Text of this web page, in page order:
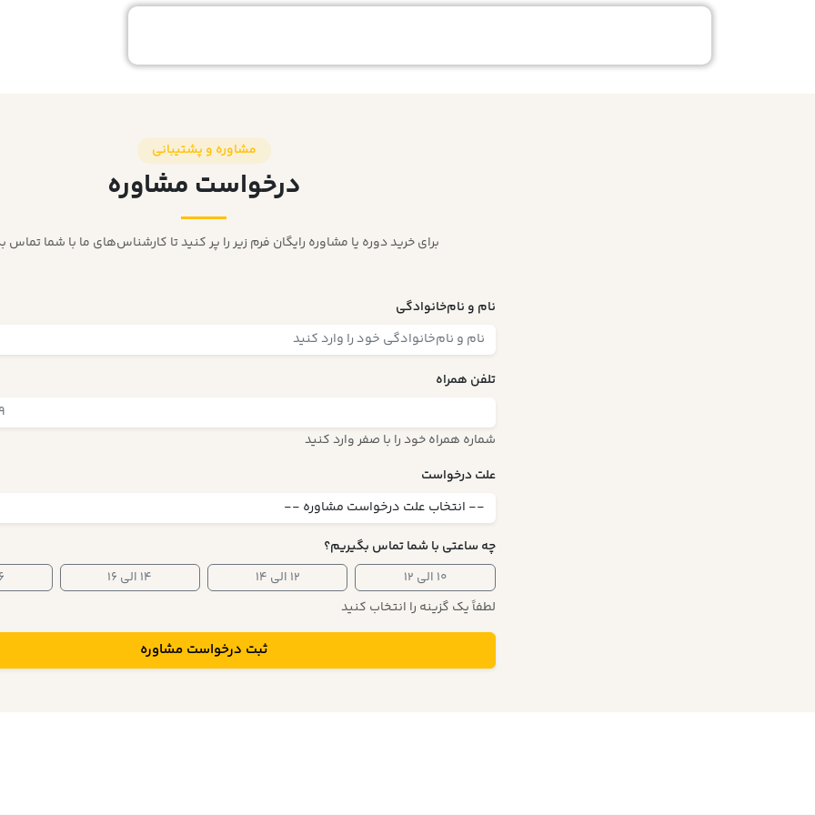
مشاوره و پشتیبانی
درخواست مشاوره
برای خرید دوره یا مشاوره رایگان فرم زیر را پر کنید تا کارشناس‌های ما با شما تماس
نام و نام‌خانوادگی
تلفن همراه
شماره همراه خود را با صفر وارد کنید
علت درخواست
چه ساعتی با شما تماس بگیریم؟
۱۰ الی ۱۲ ۱۲ الی ۱۴ ۱۴ الی ۱۶
لطفاً یک گزینه را انتخاب کنید
ثبت درخواست مشاوره